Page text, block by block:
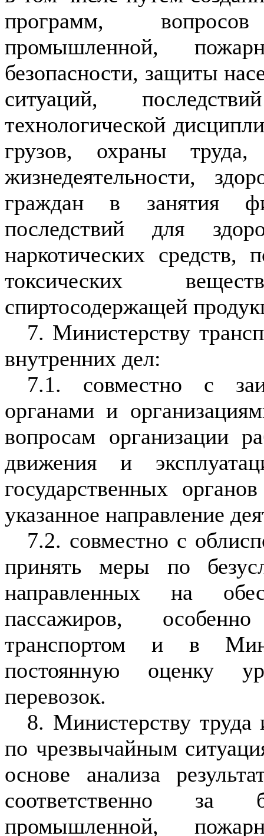
программ,
промышленной,
безопасности, защиты
ситуаций,
технологической
грузов, охраны
жизнедеятельности,
граждан в занятия
последствий для
наркотических средств,
токсических
спиртосодержащей
7. Министерству
внутренних дел:
7.1. совместно с
органами и
вопросам организации
движения и
государственных
указанное направление
7.2. совместно с
принять меры по
направленных на
пассажиров,
транспортом и в
постоянную оценку
перевозок.
8. Министерству
по чрезвычайным
основе анализа
соответственно за
промышленной,